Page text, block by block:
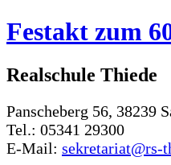
Festakt zum
Realschule Thiede
Panscheberg 56, 38239
Tel.: 05341 29300
E-Mail: sekretariat@rs-